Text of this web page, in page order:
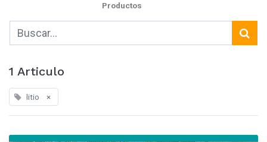
Productos
1 Articulo
litio ×